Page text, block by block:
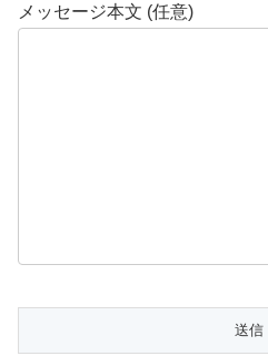
メッセージ本文 (任意)